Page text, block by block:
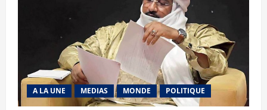
A LA UNE MEDIAS MONDE POLITIQUE